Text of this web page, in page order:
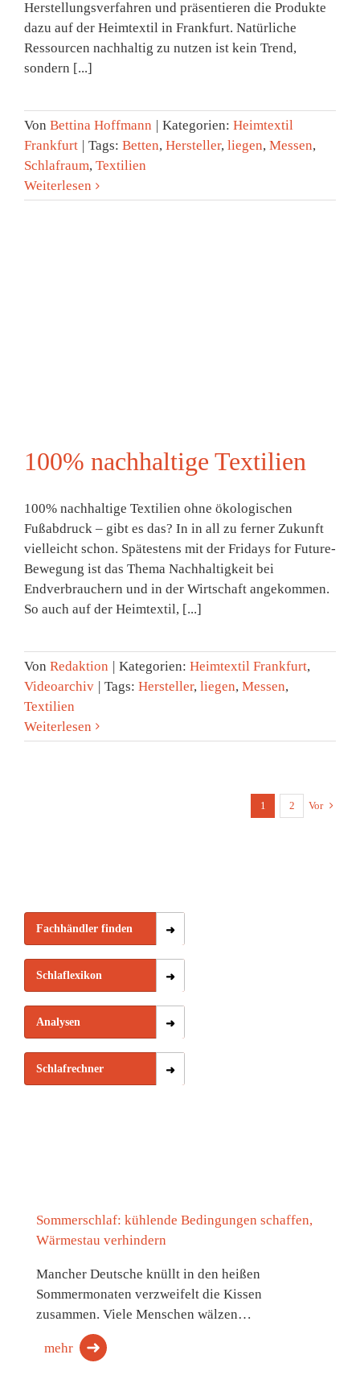
Herstellungsverfahren und präsentieren die Produkte
dazu auf der Heimtextil in Frankfurt. Natürliche
Ressourcen nachhaltig zu nutzen ist kein Trend,
sondern [...]
Von Bettina Hoffmann Kategorien: Heimtextil
Frankfurt
Tags: Betten, Hersteller, liegen, Messen,
Schlafraum, Textilien
Weiterlesen
100% nachhaltige Textilien
100% nachhaltige Textilien ohne ökologischen
Fußabdruck – gibt es das? In in all zu ferner Zukunft
vielleicht schon. Spätestens mit der Fridays for Future-
Bewegung ist das Thema Nachhaltigkeit bei
Endverbrauchern und in der Wirtschaft angekommen.
So auch auf der Heimtextil, [...]
Von Redaktion | Kategorien: Heimtextil Frankfurt,
Videoarchiv | Tags: Hersteller, liegen, Messen,
Textilien
Weiterlesen
1 2 Vor
Fachhändler finden
Schlaflexikon
Analysen
Schlafrechner
Sommerschlaf: kühlende Bedingungen schaffen,
Wärmestau verhindern
Mancher Deutsche knüllt in den heißen
Sommermonaten verzweifelt die Kissen
zusammen. Viele Menschen wälzen…
mehr